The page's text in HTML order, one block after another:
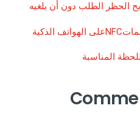
الحظر الطلب دون أن يلغيه
كاسبرسكي تكشف عن ارتفاع هجماتNFCعلى الهواتف الذكية